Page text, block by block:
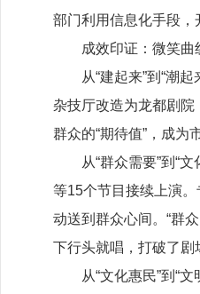
部门利用信息化手段，
成效印证：微笑曲
从“建起来”到“潮
杂技厅改造为龙都剧院
群众的“期待值”，成为
从“群众需要”到“
等15个节目接续上演
动送到群众心间。“群
下行头就唱，打破了剧
从“文化惠民”到“文